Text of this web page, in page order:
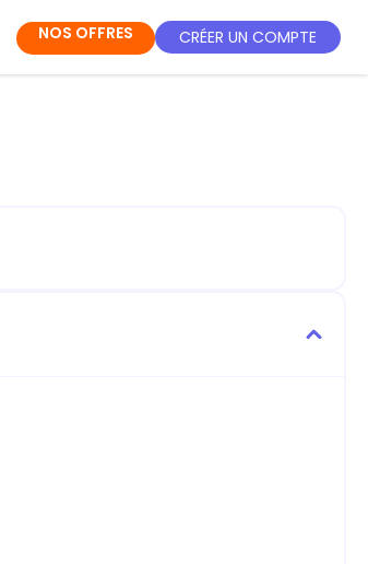
NOS OFFRES CRÉER UN COMPTE